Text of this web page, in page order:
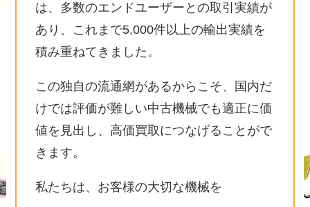
は、多数のエンドユーザーとの取引実績が
あり、これまで5,000件以上の輸出実績を
積み重ねてきました。
この独自の流通網があるからこそ、国内だ
けでは評価が難しい中古機械でも適正に価
値を見出し、高価買取につなげることがで
きます。
私たちは、お客様の大切な機械を